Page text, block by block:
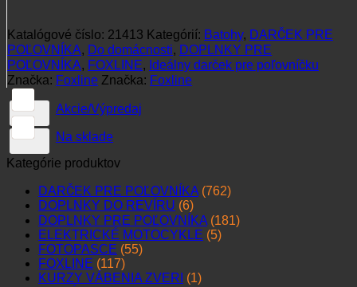
Katalógové číslo: 21413 Kategórií: Batohy, DARČEK PRE
POĽOVNÍKA, Do domácnosti, DOPLNKY PRE
POĽOVNÍKA, FOXLINE, Ideálny darček pre poľovníčku
Značka: Foxline Značka: Foxline
Akcie/Výpredaj
Na sklade
Kategórie produktov
DARČEK PRE POĽOVNÍKA (762)
DOPLNKY DO REVÍRU (6)
DOPLNKY PRE POĽOVNÍKA (181)
ELEKTRICKÉ MOTOCYKLE (5)
FOTOPASCE (55)
FOXLINE (117)
KURZY VÁBENIA ZVERI (1)